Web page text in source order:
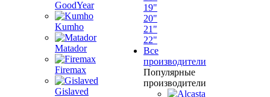
GoodYear
Kumho
Matador
Firemax
Gislaved
19"
20"
21"
22"
Все
производители
Популярные
производители